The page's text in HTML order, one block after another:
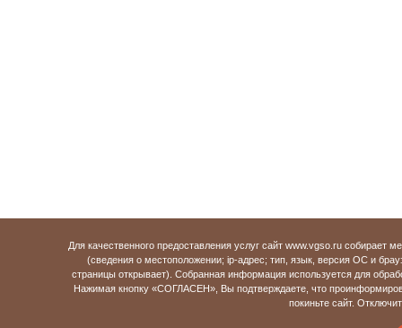
Для качественного предоставления услуг сайт www.vgso.ru
(сведения о местоположении; ip-адрес; тип, язык, версия ОС и
страницы открывает). Собранная информация используется для
Нажимая кнопку «СОГЛАСЕН», Вы подтверждаете, что
покиньте сайт.